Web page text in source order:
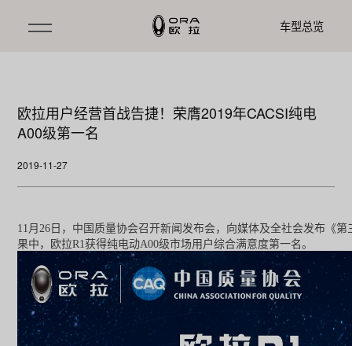
车型总览
欧拉用户经营首战告捷！荣膺2019年CACSI纯电
A00级第一名
2019-11-27
11月26日，中国质量协会召开新闻发布会，向媒体及全社会发布《
果中，欧拉R1获得纯电动A00级市场用户综合满意度第一名。